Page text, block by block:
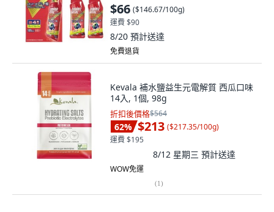
$66 ($146.67/100g)
運費 $90
8/20 預計送達
免費退貨
Kevala 補水鹽益生元電解質 西瓜口味
14入, 1個, 98g
折扣後價格$564
62% $213 ($217.35/100g)
運費 $195
8/12 星期三 預計送達
WOW免運
(1)